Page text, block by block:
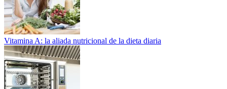
Vitamina A: la aliada nutricional de la dieta diaria